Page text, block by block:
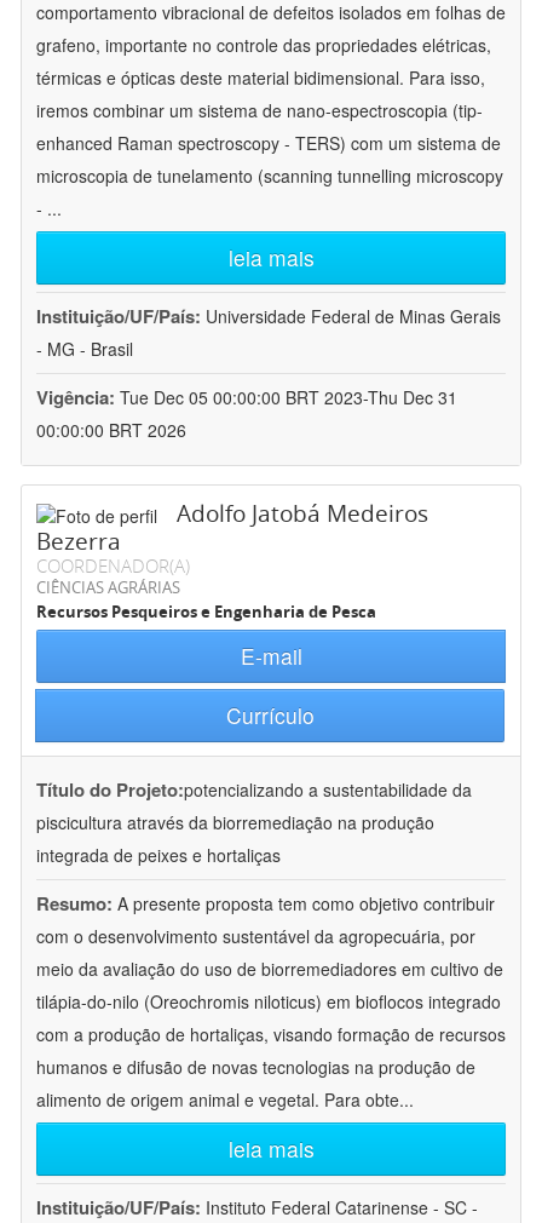
comportamento vibracional de defeitos isolados em folhas de
grafeno, importante no controle das propriedades elétricas,
térmicas e ópticas deste material bidimensional. Para isso,
iremos combinar um sistema de nano-espectroscopia (tip-
enhanced Raman spectroscopy - TERS) com um sistema de
microscopia de tunelamento (scanning tunnelling microscopy
- ...
leia mais
Instituição/UF/País: Universidade Federal de Minas Gerais
- MG - Brasil
Vigência: Tue Dec 05 00:00:00 BRT 2023-Thu Dec 31
00:00:00 BRT 2026
Adolfo Jatobá Medeiros
Bezerra
COORDENADOR(A)
CIÊNCIAS AGRÁRIAS
Recursos Pesqueiros e Engenharia de Pesca
E-mail
Currículo
Título do Projeto:potencializando a sustentabilidade da
piscicultura através da biorremediação na produção
integrada de peixes e hortaliças
Resumo: A presente proposta tem como objetivo contribuir
com o desenvolvimento sustentável da agropecuária, por
meio da avaliação do uso de biorremediadores em cultivo de
tilápia-do-nilo (Oreochromis niloticus) em bioflocos integrado
com a produção de hortaliças, visando formação de recursos
humanos e difusão de novas tecnologias na produção de
alimento de origem animal e vegetal. Para obte...
leia mais
Instituição/UF/País: Instituto Federal Catarinense - SC -